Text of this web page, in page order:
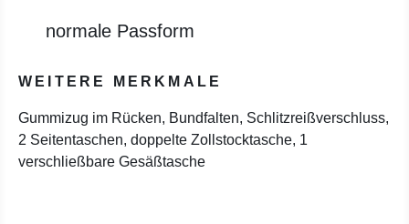
normale Passform
WEITERE MERKMALE
Gummizug im Rücken, Bundfalten, Schlitzreißverschluss,
2 Seitentaschen, doppelte Zollstocktasche, 1
verschließbare Gesäßtasche